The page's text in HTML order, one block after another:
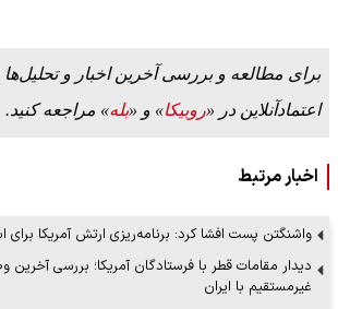
برای مطالعه و بررسی آخرین اخبار و تحلیل‌ها
اعتمادآنلاین در «روبیکا» و «بله» مراجعه کنید.
اخبار مرتبط
واشنگتن پست افشا کرد: برنامه‌ریزی ارتش آمریکا برای
دیدار مقامات قطر با فرستادگان آمریکا؛ بررسی
غیرمستقیم با ایران